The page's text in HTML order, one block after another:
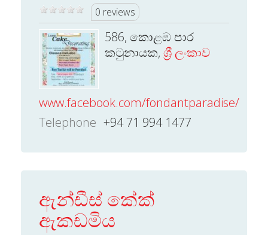
0 reviews
586, කොළඹ පාර
කටුනායක, ශ්‍රී ලංකාව
www.facebook.com/fondantparadise/
Telephone +94 71 994 1477
ඇන්ඩීස් කේක්
ඇකඩමිය